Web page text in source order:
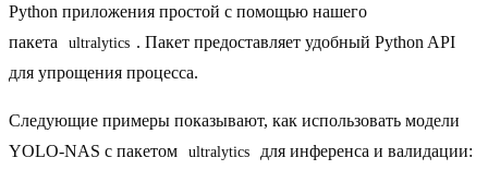
Python приложения простой с помощью нашего
пакета
ultralytics . Пакет предоставляет удобный Python API
для упрощения процесса.
Следующие примеры показывают, как использовать модели
YOLO-NAS с пакетом
ultralytics для инференса и валидации: